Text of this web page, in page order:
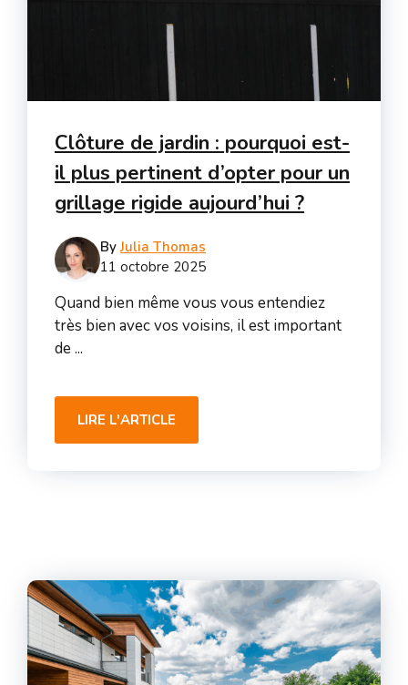
Clôture de jardin : pourquoi est-
il plus pertinent d’opter pour un
grillage rigide aujourd’hui ?
ByJulia Thomas
11 octobre 2025
Quand bien même vous vous entendiez
très bien avec vos voisins, il est important
de ...
LIRE L'ARTICLE